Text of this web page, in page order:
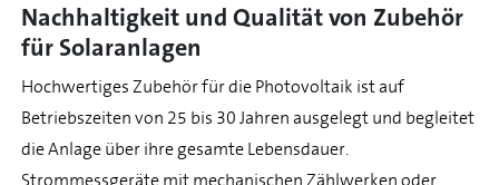
Nachhaltigkeit und Qualität von Zubehör
für Solaranlagen
Hochwertiges Zubehör für die Photovoltaik ist auf
Betriebszeiten von 25 bis 30 Jahren ausgelegt und begleitet
die Anlage über ihre gesamte Lebensdauer.
Strommessgeräte mit mechanischen Zählwerken oder